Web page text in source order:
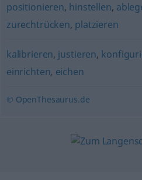
positionieren, hinstellen,
zurechtrücken, platzieren
kalibrieren, justieren,
einrichten, eichen
© OpenThesaurus.de